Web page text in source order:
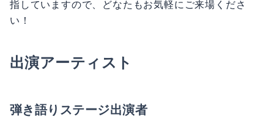
指していますので、どなたもお気軽にご来場くださ
い！
出演アーティスト
弾き語りステージ出演者